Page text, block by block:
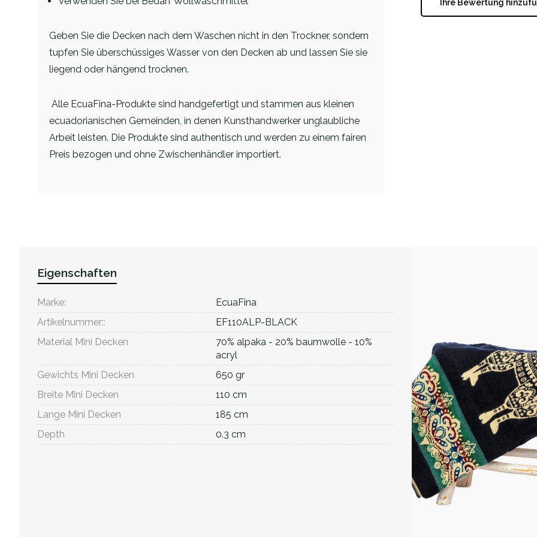
Geben Sie die Decken nach dem Waschen nicht in den Trockner, sondern
tupfen Sie überschüssiges Wasser von den Decken ab und lassen Sie sie
liegend oder hängend trocknen.
Alle EcuaFina-Produkte sind handgefertigt und stammen aus kleinen
ecuadorianischen Gemeinden, in denen Kunsthandwerker unglaubliche
Arbeit leisten. Die Produkte sind authentisch und werden zu einem fairen
Preis bezogen und ohne Zwischenhändler importiert.
Ihre Bewertung
Eigenschaften
Marke:
EcuaFina
Artikelnummer::
EF110ALP-BLACK
Material Mini Decken
70% alpaka - 20% baumwolle - 10%
acryl
Gewichts Mini Decken
650 gr
Breite Mini Decken
110 cm
Lange Mini Decken
185 cm
Depth
0.3 cm